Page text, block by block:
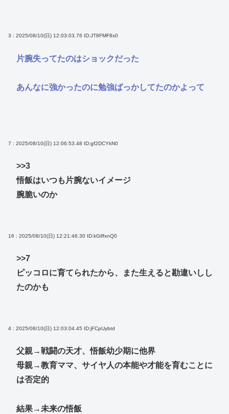
3 : 2025/08/10(日) 12:03:03.76 ID:JT8FMF8x0
片腕失ってたのはショックだった
あんなに強かったのに勉強ばっかしてたのかよって
7 : 2025/08/10(日) 12:06:53.48 ID:gf2DCYkN0
>>3
悟飯はいつも片腕ないイメージ
腕脆いのか
16 : 2025/08/10(日) 12:21:46.30 ID:kGiffxnQ0
>>7
ピッコロに育てられたから、また生えると勘違いしし
たのかも
4 : 2025/08/10(日) 12:03:04.45 ID:jFCpUybtd
父親→戦闘の天才、悟飯幼少期に他界
母親→教育ママ、サイヤ人の本能や才能を育むことに
は否定的
結果→未来の悟飯